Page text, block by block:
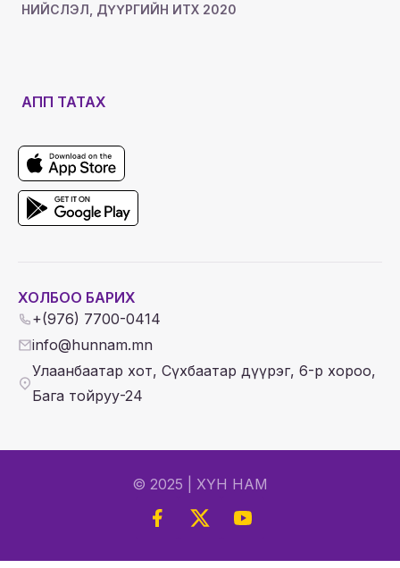
НИЙСЛЭЛ, ДҮҮРГИЙН ИТХ 2020
АПП ТАТАХ
ХОЛБОО БАРИХ
+(976) 7700-0414
info@hunnam.mn
Улаанбаатар хот, Сүхбаатар дүүрэг, 6-р хороо,
Бага тойруу-24
© 2025 | ХҮН НАМ